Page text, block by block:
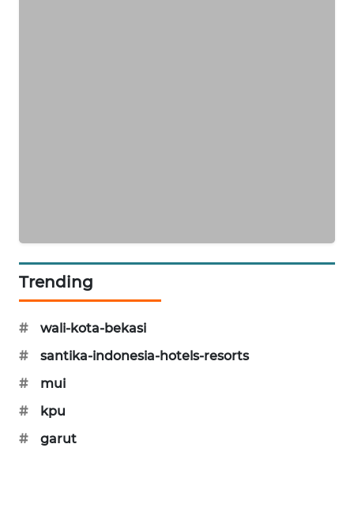
Trending
#
wali-kota-bekasi
#
santika-indonesia-hotels-resorts
#
mui
#
kpu
#
garut
AKHLAK
ID
PERAPKI
SONYA
NEWS